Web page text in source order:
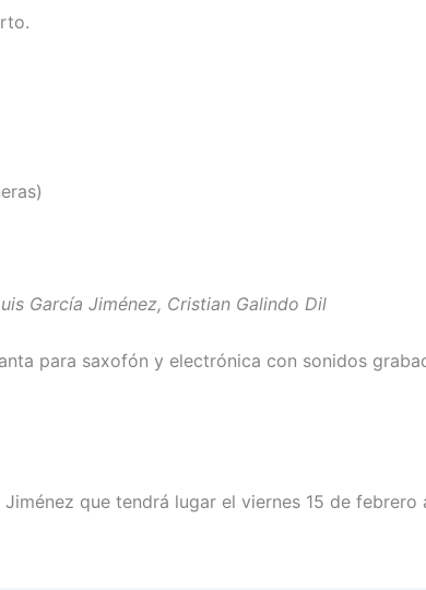
García Jiménez, Cristian Galindo Dil
para saxofón y electrónica con sonidos
que tendrá lugar el viernes 15 de febrero